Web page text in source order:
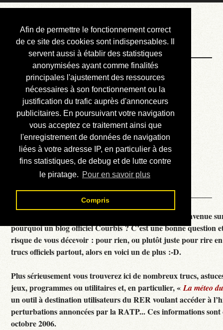
Afin de permettre le fonctionnement correct
de ce site des cookies sont indispensables. Il
servent aussi à établir des statistiques
anonymisées ayant comme finalités
principales l'ajustement des ressources
nécessaires à son fonctionnement ou la
justification du trafic auprès d'annonceurs
publicitaires. En poursuivant votre navigation
vous acceptez ce traitement ainsi que
l'enregistrement de données de navigation
liées à votre adresse IP, en particulier à des
fins statistiques, de debug et de lutte contre
le piratage. Pour en savoir plus
Compris
Courbis, « LE »
Blog Officiel
Bienvenue
Réalisations
Divers (et d’été)
Annonces
Liens externes
Téléchargement
Contact
Courbis, « LE » Blog Officiel - je vous souhaite la bienvenue
pourquoi un blog officiel Courbis ? C’est une bonne question
risque de vous décevoir : pour rien, ou plutôt juste pour rire
trucs officiels partout, alors en voici un de plus :-D.
Plus sérieusement vous trouverez ici de nombreux trucs,
jeux, programmes ou utilitaires et, en particulier, «La méteo
un outil à destination utilisateurs du RER voulant accéder à
perturbations annoncées par la RATP... Ces informations sont
octobre 2006.